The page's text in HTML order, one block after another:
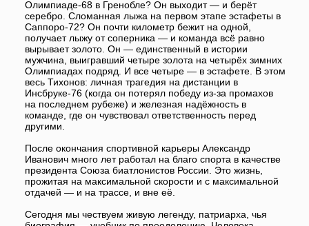
От всего сердца желаем вам крепкого здоровья,
бодрости духа и того же несгибаемого характера,
который приводил в восторг миллионы болельщиков и
навсегда вписал ваше имя в историю мирового спорта.
Поделиться
Подписывайтесь
на нас в социальных сетях!